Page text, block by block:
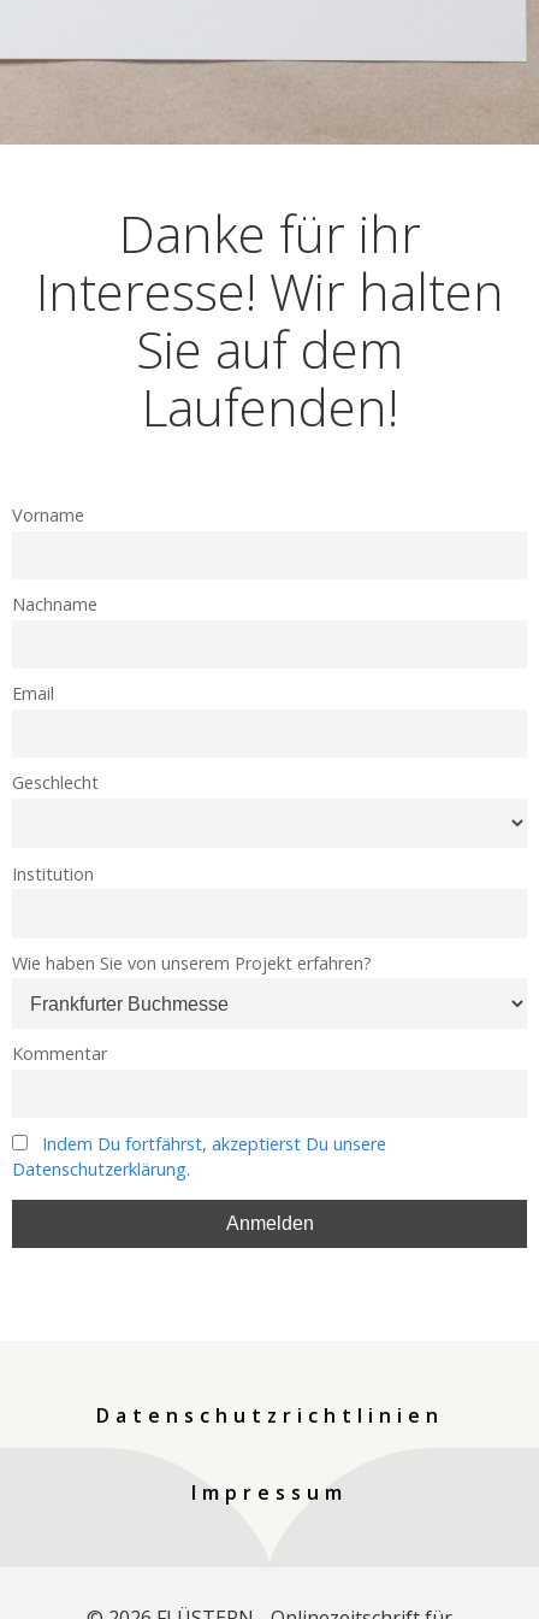
Danke für ihr
Interesse! Wir halten
Sie auf dem
Laufenden!
Vorname
Nachname
Email
Geschlecht
Institution
Wie haben Sie von unserem Projekt erfahren?
Kommentar
Indem Du fortfährst, akzeptierst Du unsere
Datenschutzerklärung.
Datenschutzrichtlinien
Impressum